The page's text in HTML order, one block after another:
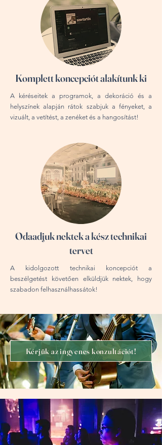
Komplett koncepciót alakítunk ki
A kéréseitek a programok, a dekoráció és a
helyszínek alapján rátok szabjuk a fényeket, a
vizuált, a vetítést, a zenéket és a hangosítást!
Odaadjuk nektek a kész technikai
tervet
A kidolgozott technikai koncepciót a
beszélgetést követően elküldjük nektek, hogy
szabadon felhasználhassátok!
Kérjük az ingyenes konzultációt!